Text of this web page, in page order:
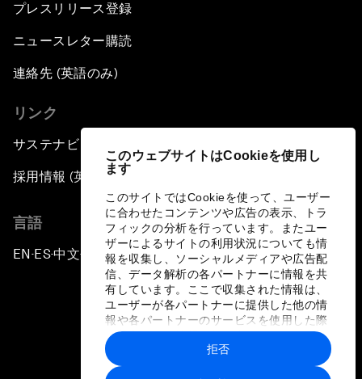
このウェブサイトはCookieを使用し
ます
このサイトではCookieを使って、ユーザー
に合わせたコンテンツや広告の表示、トラ
フィックの分析を行っています。またユー
ザーによるサイトの利用状況についても情
報を収集し、ソーシャルメディアや広告配
信、データ解析の各パートナーに情報を共
有しています。ここで収集された情報は、
ユーザーが各パートナーに提供した他の情
報や各パートナーのサービスを使用した際
に収集された情報と組み合わされ、各パー
トナーによって使用されることがありま
す。
拒否
プレスリリース登録
ニュースレター購読
連絡先 (英語のみ)
リンク
サステナビリティへの取り組み
採用情報 (英語のみ)
言語
EN ▪ ES▪中文▪ 日本語
プライバシーポリシーと利用規約